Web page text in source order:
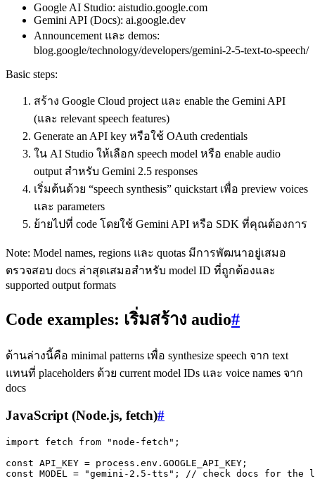
Google AI Studio: aistudio.google.com
Gemini API (Docs): ai.google.dev
Announcement และ demos:
blog.google/technology/developers/gemini-2-5-text-to-speech/
Basic steps:
สร้าง Google Cloud project และ enable the Gemini API
(และ relevant speech features)
Generate an API key หรือใช้ OAuth credentials
ใน AI Studio ให้เลือก speech model หรือ enable audio
output สำหรับ Gemini 2.5 responses
เริ่มต้นด้วย “speech synthesis” quickstart เพื่อ preview voices
และ parameters
ย้ายไปที่ code โดยใช้ Gemini API หรือ SDK ที่คุณต้องการ
Note: Model names, regions และ quotas มีการพัฒนาอยู่เสมอ
ตรวจสอบ docs ล่าสุดเสมอสำหรับ model ID ที่ถูกต้องและ
supported output formats
Code examples: เริ่มสร้าง audio#
ด้านล่างนี้คือ minimal patterns เพื่อ synthesize speech จาก text
แทนที่ placeholders ด้วย current model IDs และ voice names จาก
docs
JavaScript (Node.js, fetch)#
import fetch from "node-fetch";
const API_KEY = process.env.GOOGLE_API_KEY;
const MODEL = "gemini-2.5-tts"; // check docs for the